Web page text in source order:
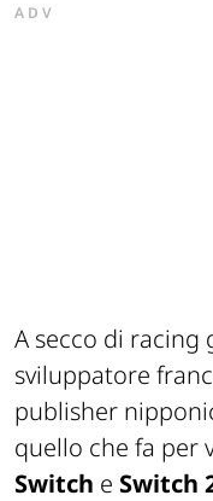
ADV
A secco di racing
sviluppatore
publisher
quello che fa per
Switch e Switch